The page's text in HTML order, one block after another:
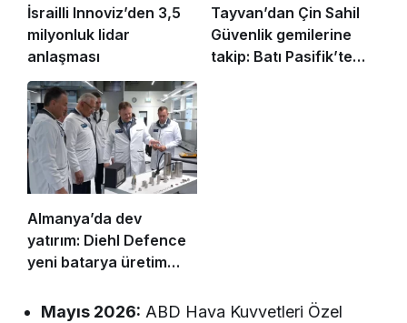
İsrailli Innoviz’den 3,5
milyonluk lidar
anlaşması
Tayvan’dan Çin Sahil
Güvenlik gemilerine
takip: Batı Pasifik’te
Almanya’da dev
yatırım: Diehl Defence
yeni batarya üretim
Mayıs 2026: ABD Hava Kuvvetleri Özel